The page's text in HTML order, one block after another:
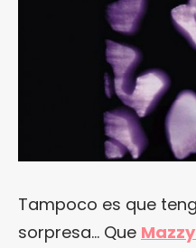
Tampoco es que
sorpresa… Que